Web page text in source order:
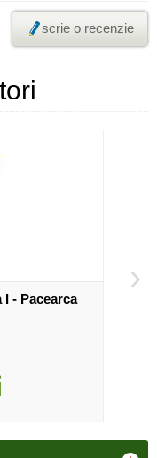
scrie o recenzie
I - Pacearca
›